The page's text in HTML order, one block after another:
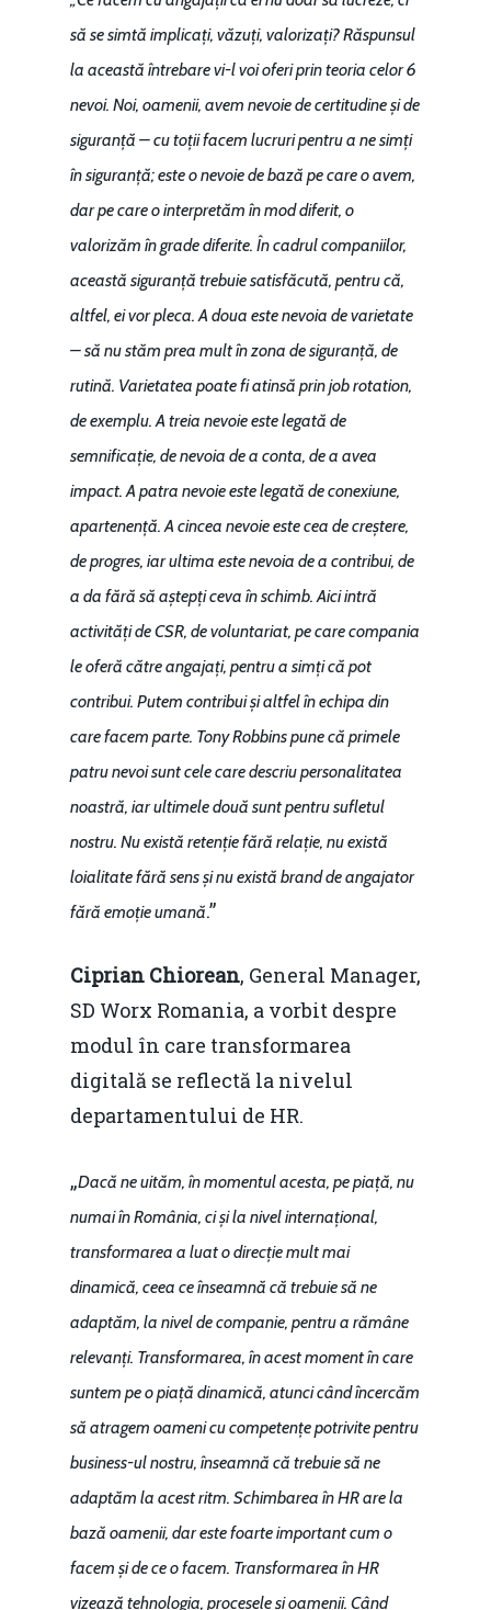
să se simtă implicați, văzuți, valorizați? Răspunsul
la această întrebare vi-l voi oferi prin teoria celor 6
nevoi. Noi, oamenii, avem nevoie de certitudine și de
siguranță – cu toții facem lucruri pentru a ne simți
în siguranță; este o nevoie de bază pe care o avem,
dar pe care o interpretăm în mod diferit, o
valorizăm în grade diferite. În cadrul companiilor,
această siguranță trebuie satisfăcută, pentru că,
altfel, ei vor pleca. A doua este nevoia de varietate
– să nu stăm prea mult în zona de siguranță, de
rutină. Varietatea poate fi atinsă prin job rotation,
de exemplu. A treia nevoie este legată de
semnificație, de nevoia de a conta, de a avea
impact. A patra nevoie este legată de conexiune,
apartenență. A cincea nevoie este cea de creștere,
de progres, iar ultima este nevoia de a contribui, de
a da fără să aștepți ceva în schimb. Aici intră
activități de CSR, de voluntariat, pe care compania
le oferă către angajați, pentru a simți că pot
contribui. Putem contribui și altfel în echipa din
care facem parte. Tony Robbins pune că primele
patru nevoi sunt cele care descriu personalitatea
noastră, iar ultimele două sunt pentru sufletul
nostru. Nu există retenție fără relație, nu există
loialitate fără sens și nu există brand de angajator
fără emoție umană.”
Ciprian Chiorean, General Manager,
SD Worx Romania, a vorbit despre
modul în care transformarea
digitală se reflectă la nivelul
departamentului de HR.
„Dacă ne uităm, în momentul acesta, pe piață, nu
numai în România, ci și la nivel internațional,
transformarea a luat o direcție mult mai
dinamică, ceea ce înseamnă că trebuie să ne
adaptăm, la nivel de companie, pentru a rămâne
relevanți. Transformarea, în acest moment în care
suntem pe o piață dinamică, atunci când încercăm
să atragem oameni cu competențe potrivite pentru
business-ul nostru, înseamnă că trebuie să ne
adaptăm la acest ritm. Schimbarea în HR are la
bază oamenii, dar este foarte important cum o
facem și de ce o facem. Transformarea în HR
vizează tehnologia, procesele și oamenii. Când